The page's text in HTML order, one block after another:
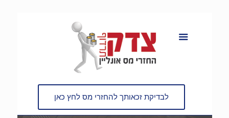
לבדיקת זכאותך להחזרי מס לחץ כאן